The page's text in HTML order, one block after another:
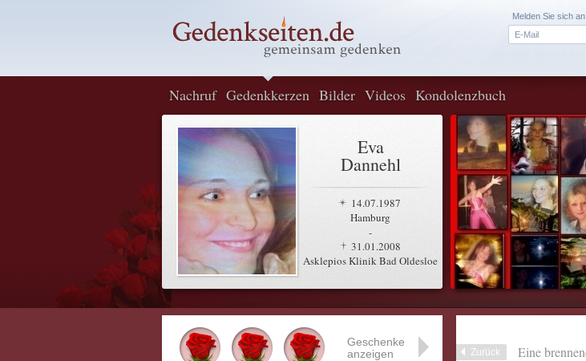
Melden Sie sich
Nachruf Gedenkkerzen Bilder Videos Kondolenzbuch
Eva
Dannehl
14.07.1987
Hamburg
-
31.01.2008
Asklepios Klinik Bad Oldesloe
Zurück Eine
Geschenke
anzeigen